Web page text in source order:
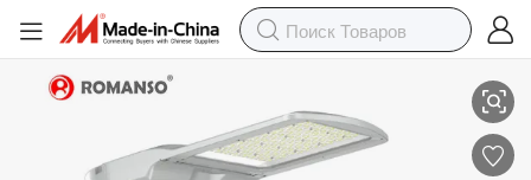
Утвержденный ETL Romanso или ODM 100W Светодиодный фонарь